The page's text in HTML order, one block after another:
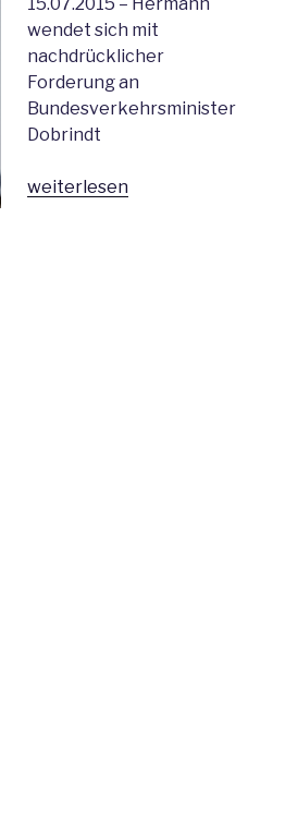
wendet sich mit
nachdrücklicher
Forderung an
Bundesverkehrsminister
Dobrindt
„Bund
weiterlesen